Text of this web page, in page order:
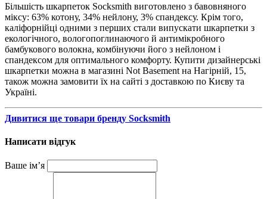
Більшість шкарпеток Socksmith виготовлено з бавовняного
міксу: 63% котону, 34% нейлону, 3% спандексу. Крім того,
каліфорнійці одними з перших стали випускати шкарпетки з
екологічного, вологопоглинаючого й антимікробного
бамбукового волокна, комбінуючи його з нейлоном і
спандексом для оптимального комфорту. Купити дизайнерські
шкарпетки можна в магазині Not Basement на Нагірній, 15,
також можна замовити їх на сайті з доставкою по Києву та
Україні.
Дивитися ще товари бренду Socksmith
Написати відгук
Ваше ім’я